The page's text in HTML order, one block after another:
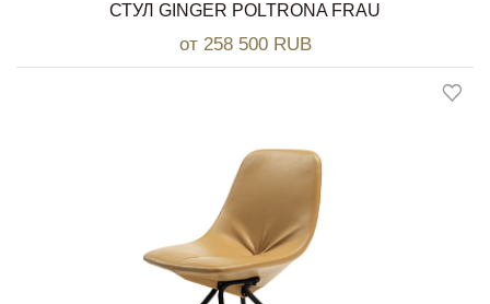
СТУЛ GINGER POLTRONA FRAU
от 258 500 RUB